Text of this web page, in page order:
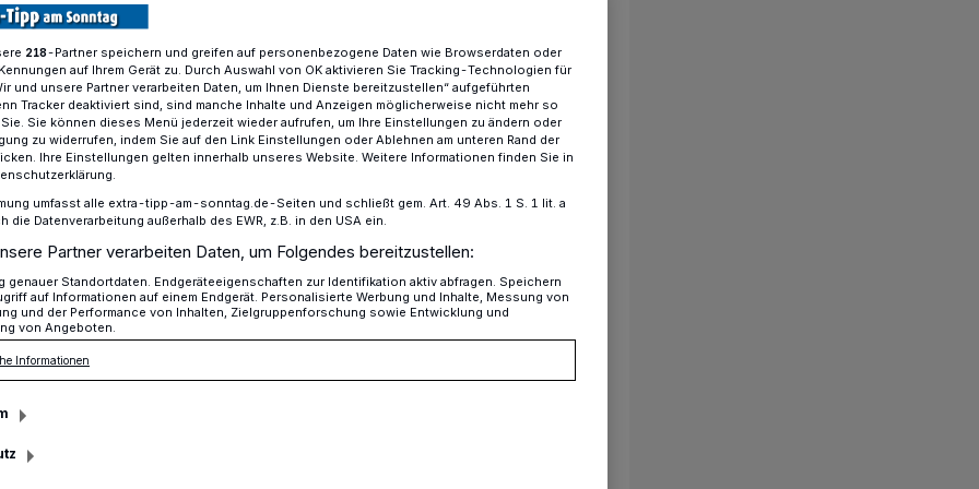
bei der SommerMusik 2024
2024
Bee Gees
Disco-Fieber mit den Hits der Bee
mit NIGHT FEVER am 25. August eine
Shows nach Mönchengladbach.
218-Partner speichern und greifen auf personenbezogene Daten wie Browserdaten oder
auf Ihrem Gerät zu. Durch Auswahl von OK aktivieren Sie Tracking-Technologien für
und unsere Partner verarbeiten Daten, um Ihnen Dienste bereitzustellen“ aufgeführten
Tracker deaktiviert sind, sind manche Inhalte und Anzeigen möglicherweise nicht mehr so
Sie können dieses Menü jederzeit wieder aufrufen, um Ihre Einstellungen zu ändern oder
zu widerrufen, indem Sie auf den Link Einstellungen oder Ablehnen am unteren Rand der
Ihre Einstellungen gelten innerhalb unseres Website. Weitere Informationen finden Sie in
umfasst alle extra-tipp-am-sonntag.de-Seiten und schließt gem. Art. 49 Abs. 1 S. 1 lit. a
die Datenverarbeitung außerhalb des EWR, z.B. in den USA ein.
Partner verarbeiten Daten, um Folgendes bereitzustellen:
genauer Standortdaten. Endgeräteeigenschaften zur Identifikation aktiv abfragen. Speichern
auf Informationen auf einem Endgerät. Personalisierte Werbung und Inhalte, Messung von
und der Performance von Inhalten, Zielgruppenforschung sowie Entwicklung und
von Angeboten.
Informationen